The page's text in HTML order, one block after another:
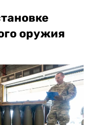
оружия